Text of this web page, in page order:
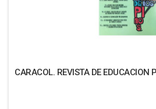
CARACOL. REVISTA DE EDUCACION